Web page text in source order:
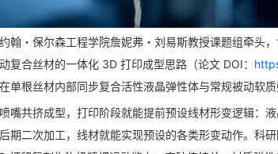
翰・保尔森工程学院詹妮弗・刘易斯教授课题组牵头
复合丝材的一体化 3D 打印成型思路（论文 DOI：
单根丝材内部同步复合活性液晶弹性体与常规被动软质
嘴共挤成型，打印阶段就能提前预设线材形变逻辑：
期二次加工，线材就能实现预设的各类形变动作。科